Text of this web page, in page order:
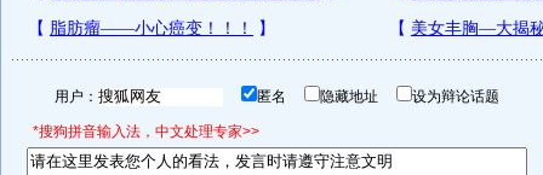
用户： 匿名 隐藏地址 设为辩论话题
*搜狗拼音输入法，中文处理专家>>